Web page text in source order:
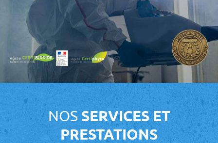
NOS SERVICES ET
PRESTATIONS